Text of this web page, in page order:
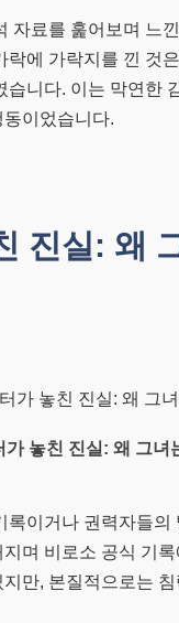
자료를 훑어보며 느
락에 가락지를 낀 것
습니다. 이는 막연한
이었습니다.
진실: 왜
가 놓친 진실: 왜 그녀
록이거나 권력자들
며 비로소 공식 기
만, 본질적으로는